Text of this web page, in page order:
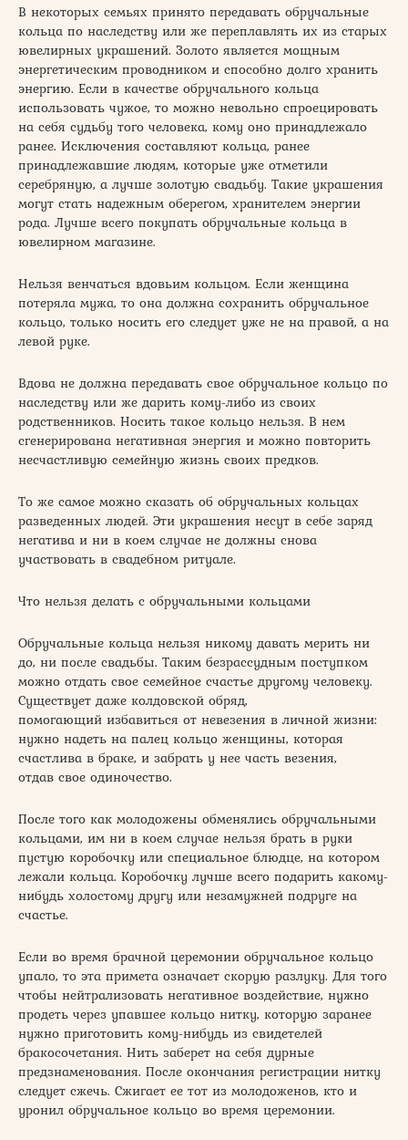
В некоторых семьях принято передавать обручальные
кольца по наследству или же переплавлять их из старых
ювелирных украшений. Золото является мощным
энергетическим проводником и способно долго хранить
энергию. Если в качестве обручального кольца
использовать чужое, то можно невольно спроецировать
на себя судьбу того человека, кому оно принадлежало
ранее. Исключения составляют кольца, ранее
принадлежавшие людям, которые уже отметили
серебряную, а лучше золотую свадьбу. Такие украшения
могут стать надежным оберегом, хранителем энергии
рода. Лучше всего покупать обручальные кольца в
ювелирном магазине.
Нельзя венчаться вдовьим кольцом. Если женщина
потеряла мужа, то она должна сохранить обручальное
кольцо, только носить его следует уже не на правой, а на
левой руке.
Вдова не должна передавать свое обручальное кольцо по
наследству или же дарить кому-либо из своих
родственников. Носить такое кольцо нельзя. В нем
сгенерирована негативная энергия и можно повторить
несчастливую семейную жизнь своих предков.
То же самое можно сказать об обручальных кольцах
разведенных людей. Эти украшения несут в себе заряд
негатива и ни в коем случае не должны снова
участвовать в свадебном ритуале.
Что нельзя делать с обручальными кольцами
Обручальные кольца нельзя никому давать мерить ни
до, ни после свадьбы. Таким безрассудным поступком
можно отдать свое семейное счастье другому человеку.
Существует даже колдовской обряд,
помогающий избавиться от невезения в личной жизни:
нужно надеть на палец кольцо женщины, которая
счастлива в браке, и забрать у нее часть везения,
отдав свое одиночество.
После того как молодожены обменялись обручальными
кольцами, им ни в коем случае нельзя брать в руки
пустую коробочку или специальное блюдце, на котором
лежали кольца. Коробочку лучше всего подарить какому-
нибудь холостому другу или незамужней подруге на
счастье.
Если во время брачной церемонии обручальное кольцо
упало, то эта примета означает скорую разлуку. Для того
чтобы нейтрализовать негативное воздействие, нужно
продеть через упавшее кольцо нитку, которую заранее
нужно приготовить кому-нибудь из свидетелей
бракосочетания. Нить заберет на себя дурные
предзнаменования. После окончания регистрации нитку
следует сжечь. Сжигает ее тот из молодоженов, кто и
уронил обручальное кольцо во время церемонии.